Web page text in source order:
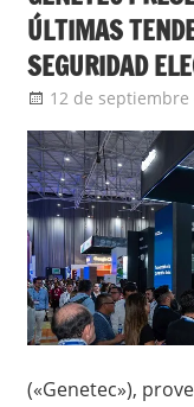
ÚLTIMAS
SEGURIDAD
12 de septiembre
(«Genetec»),